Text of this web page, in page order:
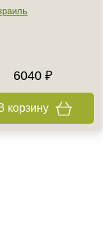
6040 ₽
корзину